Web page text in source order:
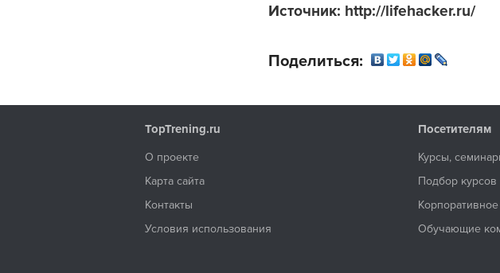
Источник: http://lifehacker.ru/
Поделиться:
TopTrening.ru
О проекте
Карта сайта
Контакты
Условия использования
Посетителям
Курсы,
Подбор курсов
Обучающие